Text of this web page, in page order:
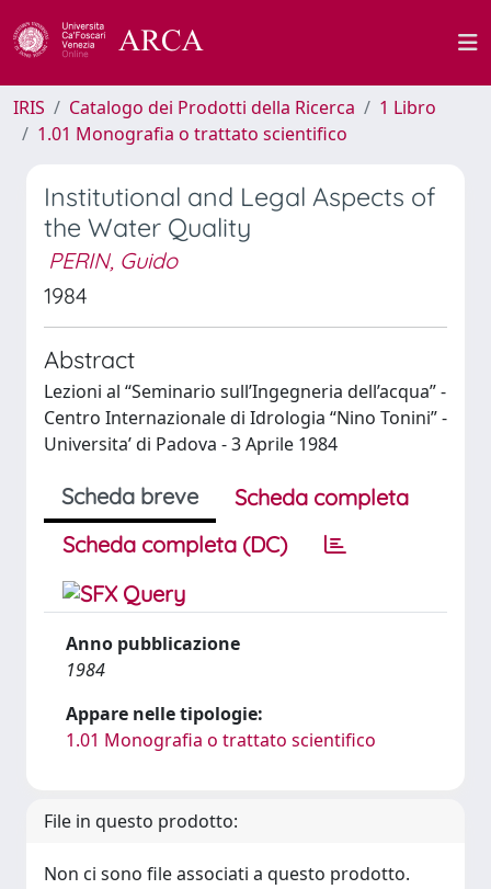
IRIS Catalogo dei Prodotti della Ricerca
1 Libro
1.01 Monografia o trattato scientifico
Institutional and Legal Aspects of
the Water Quality
PERIN, Guido
1984
Abstract
Lezioni al “Seminario sull’Ingegneria dell’acqua” -
Centro Internazionale di Idrologia “Nino Tonini” -
Universita’ di Padova - 3 Aprile 1984
Scheda breve
Scheda completa
Scheda completa (DC)
Anno pubblicazione
1984
Appare nelle tipologie:
1.01 Monografia o trattato scientifico
File in questo prodotto:
Non ci sono file associati a questo prodotto.